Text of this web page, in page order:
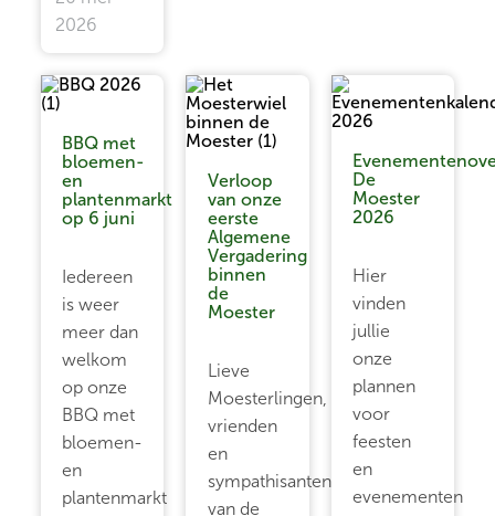
2026
BBQ met
bloemen-
en
plantenmarkt
op 6 juni
Iedereen
is weer
meer dan
welkom
op onze
BBQ met
bloemen-
en
plantenmarkt
Verloop
van onze
eerste
Algemene
Vergadering
binnen
de
Moester
Lieve
Moesterlingen,
vrienden
en
sympathisanten
van de
De
Moester
2026
Hier
vinden
jullie
onze
plannen
voor
feesten
en
evenementen